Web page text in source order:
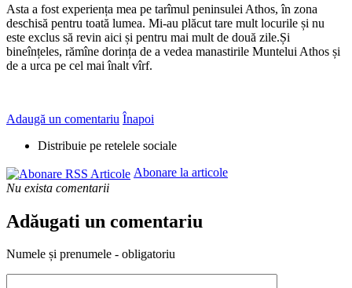
Asta a fost experiența mea pe tarîmul peninsulei Athos, în zona
deschisă pentru toată lumea. Mi-au plăcut tare mult locurile și nu
este exclus să revin aici și pentru mai mult de două zile.Și
bineînțeles, rămîne dorința de a vedea manastirile Muntelui Athos și
de a urca pe cel mai înalt vîrf.
Adaugă un comentariu Înapoi
Distribuie pe retelele sociale
Abonare la articole
Nu exista comentarii
Adăugati un comentariu
Numele și prenumele - obligatoriu